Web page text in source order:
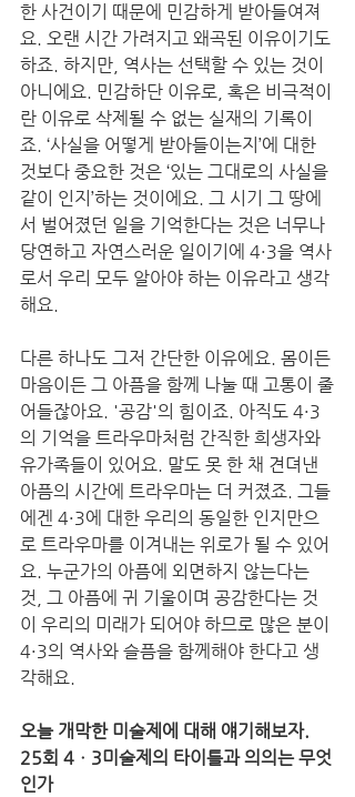
한 사건이기 때문에 민감하게 받아들여져
요. 오랜 시간 가려지고 왜곡된 이유이기도
하죠. 하지만, 역사는 선택할 수 있는 것이
아니에요. 민감하단 이유로, 혹은 비극적이
란 이유로 삭제될 수 없는 실재의 기록이
죠. ‘사실을 어떻게 받아들이는지’에 대한
것보다 중요한 것은 ‘있는 그대로의 사실을
같이 인지’하는 것이에요. 그 시기 그 땅에
서 벌어졌던 일을 기억한다는 것은 너무나
당연하고 자연스러운 일이기에 4·3을 역사
로서 우리 모두 알아야 하는 이유라고 생각
해요.
다른 하나도 그저 간단한 이유에요. 몸이든
마음이든 그 아픔을 함께 나눌 때 고통이 줄
어들잖아요. '공감'의 힘이죠. 아직도 4·3
의 기억을 트라우마처럼 간직한 희생자와
유가족들이 있어요. 말도 못 한 채 견뎌낸
아픔의 시간에 트라우마는 더 커졌죠. 그들
에겐 4·3에 대한 우리의 동일한 인지만으
로 트라우마를 이겨내는 위로가 될 수 있어
요. 누군가의 아픔에 외면하지 않는다는
것, 그 아픔에 귀 기울이며 공감한다는 것
이 우리의 미래가 되어야 하므로 많은 분이
4·3의 역사와 슬픔을 함께해야 한다고 생
각해요.
오늘 개막한 미술제에 대해 얘기해보자.
25회 4ㆍ3미술제의 타이틀과 의의는 무엇
인가